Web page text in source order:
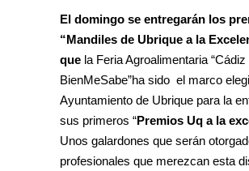
El domingo se entregarán los
“Mandiles de Ubrique a la
que la Feria Agroalimentaria “Cádiz
BienMeSabe”ha sido el marco
Ayuntamiento de Ubrique para la
sus primeros “Premios Uq a la
Unos galardones que serán
profesionales que merezcan esta